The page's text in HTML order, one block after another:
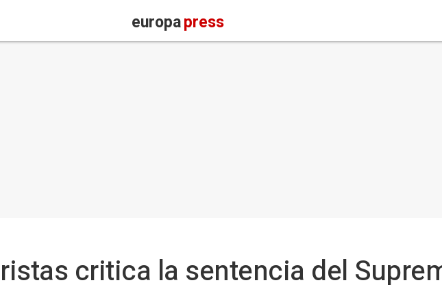
europapress
critica la sentencia del